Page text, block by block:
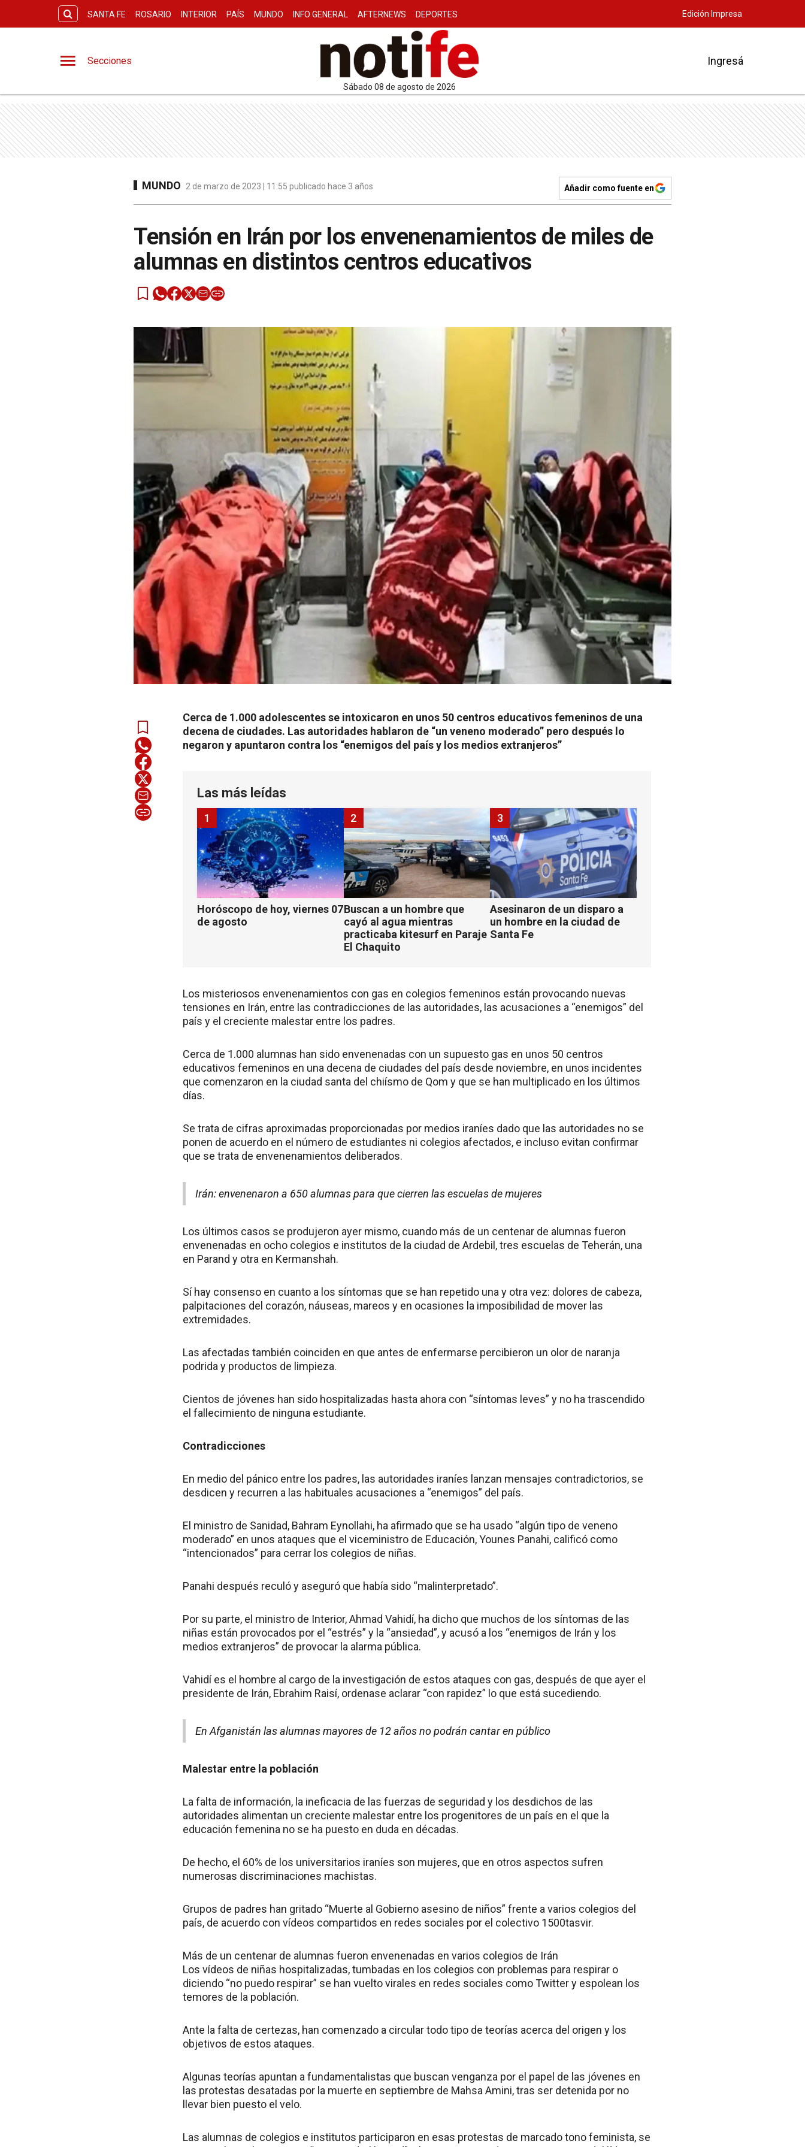
SANTA FE ROSARIO INTERIOR PAÍS MUNDO INFO GENERAL AFTERNEWS DEPORTES Edición Impresa
Secciones
sábado 08 de agosto de 2026
Ingresá
MUNDO 2 de marzo de 2023 | 11:55 publicado hace 3 años Añadir como fuente en
Tensión en Irán por los envenenamientos de miles de
alumnas en distintos centros educativos
Cerca de 1.000 adolescentes se intoxicaron en unos 50 centros educativos femeninos de una
decena de ciudades. Las autoridades hablaron de “un veneno moderado” pero después lo
negaron y apuntaron contra los “enemigos del país y los medios extranjeros”
Las más leídas
Horóscopo de hoy, viernes 07
de agosto
1
Buscan a un hombre que
cayó al agua mientras
practicaba kitesurf en Paraje
El Chaquito
2
Asesinaron de un disparo a
un hombre en la ciudad de
Santa Fe
3
Los misteriosos envenenamientos con gas en colegios femeninos están provocando nuevas
tensiones en Irán, entre las contradicciones de las autoridades, las acusaciones a “enemigos” del
país y el creciente malestar entre los padres.
Cerca de 1.000 alumnas han sido envenenadas con un supuesto gas en unos 50 centros
educativos femeninos en una decena de ciudades del país desde noviembre, en unos incidentes
que comenzaron en la ciudad santa del chiísmo de Qom y que se han multiplicado en los últimos
días.
Se trata de cifras aproximadas proporcionadas por medios iraníes dado que las autoridades no se
ponen de acuerdo en el número de estudiantes ni colegios afectados, e incluso evitan confirmar
que se trata de envenenamientos deliberados.
Irán: envenenaron a 650 alumnas para que cierren las escuelas de mujeres
Los últimos casos se produjeron ayer mismo, cuando más de un centenar de alumnas fueron
envenenadas en ocho colegios e institutos de la ciudad de Ardebil, tres escuelas de Teherán, una
en Parand y otra en Kermanshah.
Sí hay consenso en cuanto a los síntomas que se han repetido una y otra vez: dolores de cabeza,
palpitaciones del corazón, náuseas, mareos y en ocasiones la imposibilidad de mover las
extremidades.
Las afectadas también coinciden en que antes de enfermarse percibieron un olor de naranja
podrida y productos de limpieza.
Cientos de jóvenes han sido hospitalizadas hasta ahora con “síntomas leves” y no ha trascendido
el fallecimiento de ninguna estudiante.
Contradicciones
En medio del pánico entre los padres, las autoridades iraníes lanzan mensajes contradictorios, se
desdicen y recurren a las habituales acusaciones a “enemigos” del país.
El ministro de Sanidad, Bahram Eynollahi, ha afirmado que se ha usado “algún tipo de veneno
moderado” en unos ataques que el viceministro de Educación, Younes Panahi, calificó como
“intencionados” para cerrar los colegios de niñas.
Panahi después reculó y aseguró que había sido “malinterpretado”.
Por su parte, el ministro de Interior, Ahmad Vahidí, ha dicho que muchos de los síntomas de las
niñas están provocados por el “estrés” y la “ansiedad”, y acusó a los “enemigos de Irán y los
medios extranjeros” de provocar la alarma pública.
Vahidí es el hombre al cargo de la investigación de estos ataques con gas, después de que ayer el
presidente de Irán, Ebrahim Raisí, ordenase aclarar “con rapidez” lo que está sucediendo.
En Afganistán las alumnas mayores de 12 años no podrán cantar en público
Malestar entre la población
La falta de información, la ineficacia de las fuerzas de seguridad y los desdichos de las
autoridades alimentan un creciente malestar entre los progenitores de un país en el que la
educación femenina no se ha puesto en duda en décadas.
De hecho, el 60% de los universitarios iraníes son mujeres, que en otros aspectos sufren
numerosas discriminaciones machistas.
Grupos de padres han gritado “Muerte al Gobierno asesino de niños” frente a varios colegios del
país, de acuerdo con vídeos compartidos en redes sociales por el colectivo 1500tasvir.
Más de un centenar de alumnas fueron envenenadas en varios colegios de Irán
Los vídeos de niñas hospitalizadas, tumbadas en los colegios con problemas para respirar o
diciendo “no puedo respirar” se han vuelto virales en redes sociales como Twitter y espolean los
temores de la población.
Ante la falta de certezas, han comenzado a circular todo tipo de teorías acerca del origen y los
objetivos de estos ataques.
Algunas teorías apuntan a fundamentalistas que buscan venganza por el papel de las jóvenes en
las protestas desatadas por la muerte en septiembre de Mahsa Amini, tras ser detenida por no
llevar bien puesto el velo.
Las alumnas de colegios e institutos participaron en esas protestas de marcado tono feminista, se